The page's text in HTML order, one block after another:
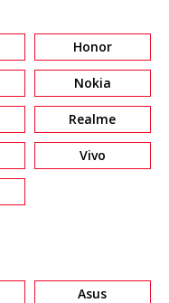
Honor
Nokia
Realme
Vivo
Asus